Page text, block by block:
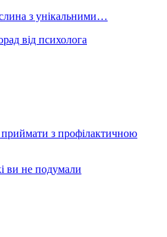
з унікальними…
від психолога
приймати з профілактичною
ви не подумали